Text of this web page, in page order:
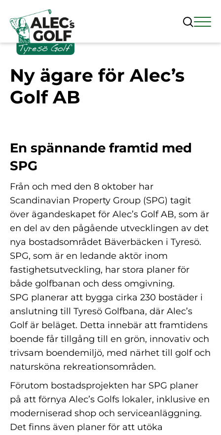
Ny ägare för Alec’s
Golf AB
En spännande framtid med
SPG
Från och med den 8 oktober har
Scandinavian Property Group (SPG) tagit
över ägandeskapet för Alec’s Golf AB, som är
en del av den pågående utvecklingen av det
nya bostadsområdet Bäverbäcken i Tyresö.
SPG, som är en ledande aktör inom
fastighetsutveckling, har stora planer för
både golfbanan och dess omgivning.
SPG planerar att bygga cirka 230 bostäder i
anslutning till Tyresö Golfbana, där Alec’s
Golf är beläget. Detta innebär att framtidens
boende får tillgång till en grön, innovativ och
trivsam boendemiljö, med närhet till golf och
natursköna rekreationsområden.
Förutom bostadsprojekten har SPG planer
på att förnya Alec’s Golfs lokaler, inklusive en
moderniserad shop och serviceanläggning.
Det finns även planer för att utöka